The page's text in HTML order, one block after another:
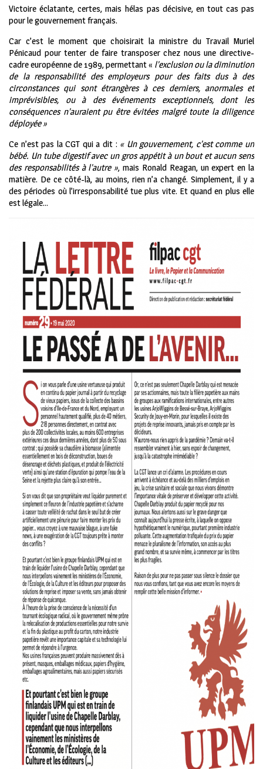
Victoire éclatante, certes, mais hélas pas décisive, en tout cas pas
pour le gouvernement français.
Car c’est le moment que choisirait la ministre du Travail Muriel
Pénicaud pour tenter de faire transposer chez nous une directive-
cadre européenne de 1989, permettant « l’exclusion ou la diminution
de la responsabilité des employeurs pour des faits dus à des
circonstances qui sont étrangères à ces derniers, anormales et
imprévisibles, ou à des événements exceptionnels, dont les
conséquences n’auraient pu être évitées malgré toute la diligence
déployée »
Ce n’est pas la CGT qui a dit : « Un gouvernement, c’est comme un
bébé. Un tube digestif avec un gros appétit à un bout et aucun sens
des responsabilités à l’autre », mais Ronald Reagan, un expert en la
matière. De ce côté-là, au moins, rien n’a changé. Simplement, il y a
des périodes où l’irresponsabilité tue plus vite. Et quand en plus elle
est légale…